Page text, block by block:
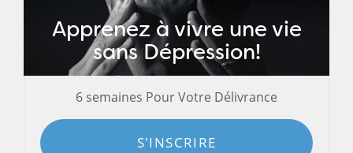
Apprenez à vivre une vie
sans Dépression!
6 semaines Pour Votre Délivrance
S'INSCRIRE